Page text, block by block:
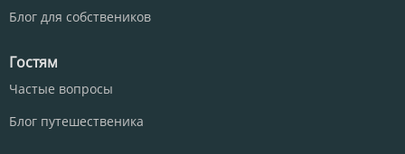
Блог для собствеников
Гостям
Частые вопросы
Блог путешественика